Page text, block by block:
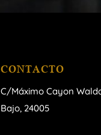
CONTACTO
C/Máximo Cayon
Bajo, 24005